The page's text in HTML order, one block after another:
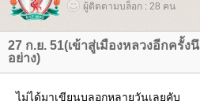
ผู้ติดตามบล็อก : 28 คน
27 ก.ย. 51(เข้าสู่เมืองหลวงอีกครั้ง
อย่าง)
ไม่ได้มาเขียนบลอกหลายวันเลยคับ